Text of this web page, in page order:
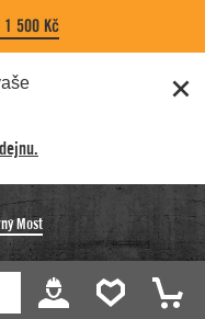
500 Kč
Most